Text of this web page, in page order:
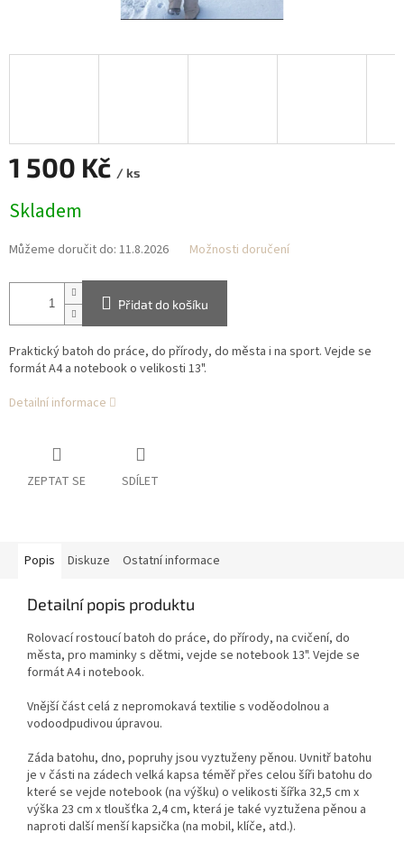
1 500 Kč / ks
cena:
Skladem
Můžeme doručit do: 11.8.2026 Možnosti doručení
Přidat do košíku
Praktický batoh do práce, do přírody, do města i na sport. Vejde se
formát A4 a notebook o velikosti 13".
Detailní informace
ZEPTAT SE SDÍLET
Popis Diskuze Ostatní informace
Detailní popis produktu
Rolovací rostoucí batoh do práce, do přírody, na cvičení, do
města, pro maminky s dětmi, vejde se notebook 13". Vejde se
formát A4 i notebook.
Vnější část celá z nepromokavá textilie s voděodolnou a
vodoodpudivou úpravou.
Záda batohu, dno, popruhy jsou vyztuženy pěnou. Uvnitř batohu
je v části na zádech velká kapsa téměř přes celou šíři batohu do
které se vejde notebook (na výšku) o velikosti šířka 32,5 cm x
výška 23 cm x tloušťka 2,4 cm, která je také vyztužena pěnou a
naproti další menší kapsička (na mobil, klíče, atd.).